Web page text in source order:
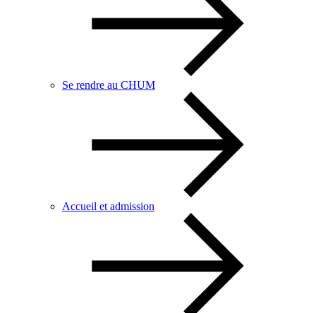
Se rendre au CHUM
Accueil et admission